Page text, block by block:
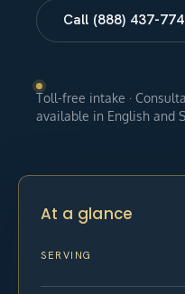
Call (888) 437-
Toll-free intake ·
available in English and
At a glance
SERVING